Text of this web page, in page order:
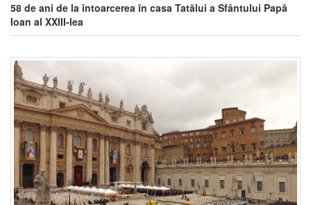
58 de ani de la întoarcerea în casa Tatălui a Sfântului Papă
Ioan al XXIII-lea